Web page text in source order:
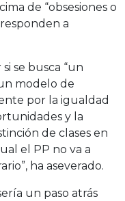
de “obsesiones o
a
se busca “un
modelo de
por la igualdad
y la
de clases en
el PP no va a
ha aseverado.
un paso atrás